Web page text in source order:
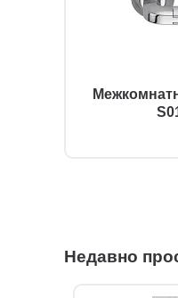
Недавно